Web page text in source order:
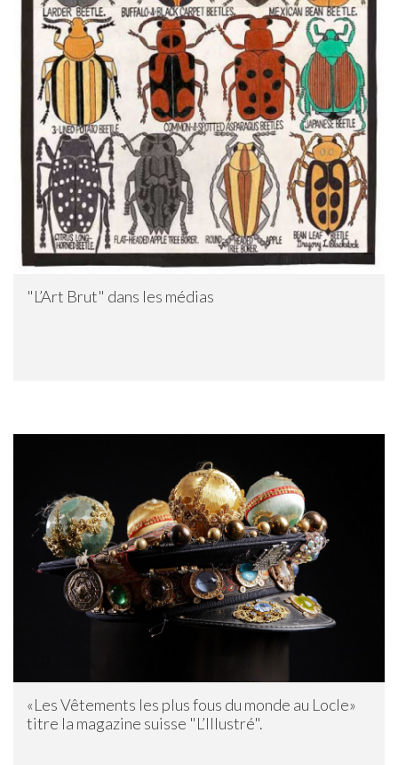
"L’Art Brut" dans les médias
«Les Vêtements les plus fous du monde au Locle»
titre la magazine suisse "L’Illustré".